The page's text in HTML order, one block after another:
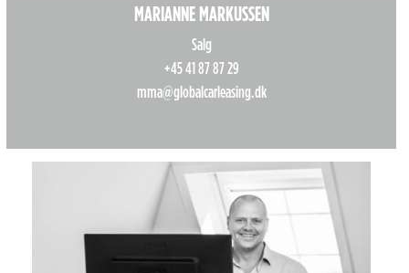
MARIANNE MARKUSSEN
Salg
+45 41 87 87 29
mma@globalcarleasing.dk